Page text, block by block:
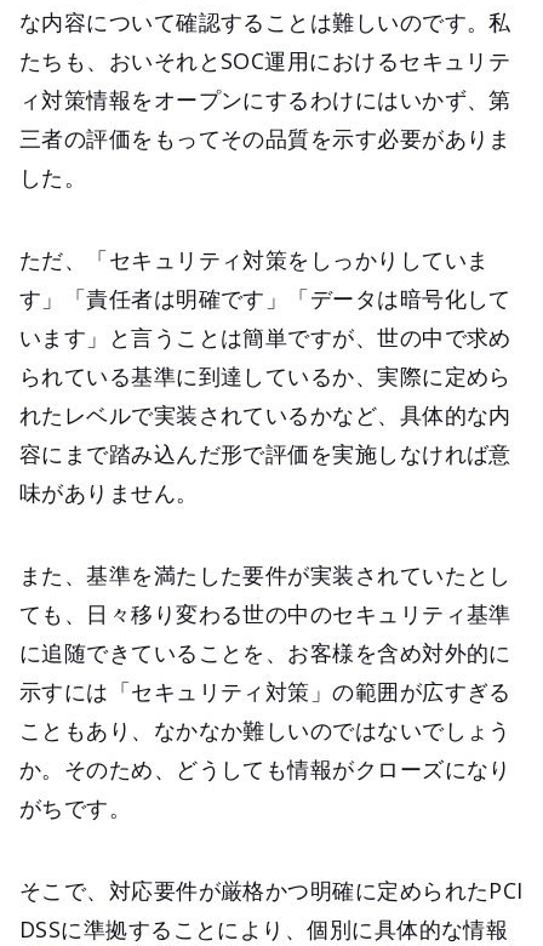
な内容について確認することは難しいのです。私
たちも、おいそれとSOC運用におけるセキュリテ
ィ対策情報をオープンにするわけにはいかず、第
三者の評価をもってその品質を示す必要がありま
した。
ただ、「セキュリティ対策をしっかりしていま
す」「責任者は明確です」「データは暗号化して
います」と言うことは簡単ですが、世の中で求め
られている基準に到達しているか、実際に定めら
れたレベルで実装されているかなど、具体的な内
容にまで踏み込んだ形で評価を実施しなければ意
味がありません。
また、基準を満たした要件が実装されていたとし
ても、日々移り変わる世の中のセキュリティ基準
に追随できていることを、お客様を含め対外的に
示すには「セキュリティ対策」の範囲が広すぎる
こともあり、なかなか難しいのではないでしょう
か。そのため、どうしても情報がクローズになり
がちです。
そこで、対応要件が厳格かつ明確に定められたPCI
DSSに準拠することにより、個別に具体的な情報